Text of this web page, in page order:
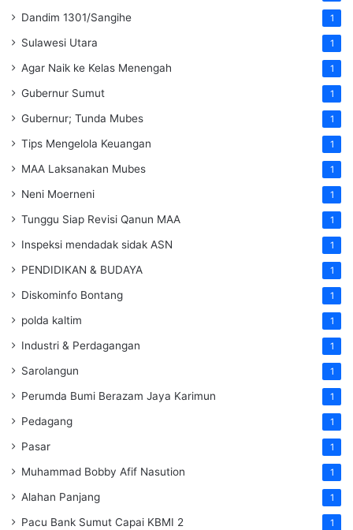
Dandim 1301/Sangihe 1
Sulawesi Utara 1
Agar Naik ke Kelas Menengah 1
Gubernur Sumut 1
Gubernur; Tunda Mubes 1
Tips Mengelola Keuangan 1
MAA Laksanakan Mubes 1
Neni Moerneni 1
Tunggu Siap Revisi Qanun MAA 1
Inspeksi mendadak sidak ASN 1
PENDIDIKAN & BUDAYA 1
Diskominfo Bontang 1
polda kaltim 1
Industri & Perdagangan 1
Sarolangun 1
Perumda Bumi Berazam Jaya Karimun 1
Pedagang 1
Pasar 1
Muhammad Bobby Afif Nasution 1
Alahan Panjang 1
Pacu Bank Sumut Capai KBMI 2 1